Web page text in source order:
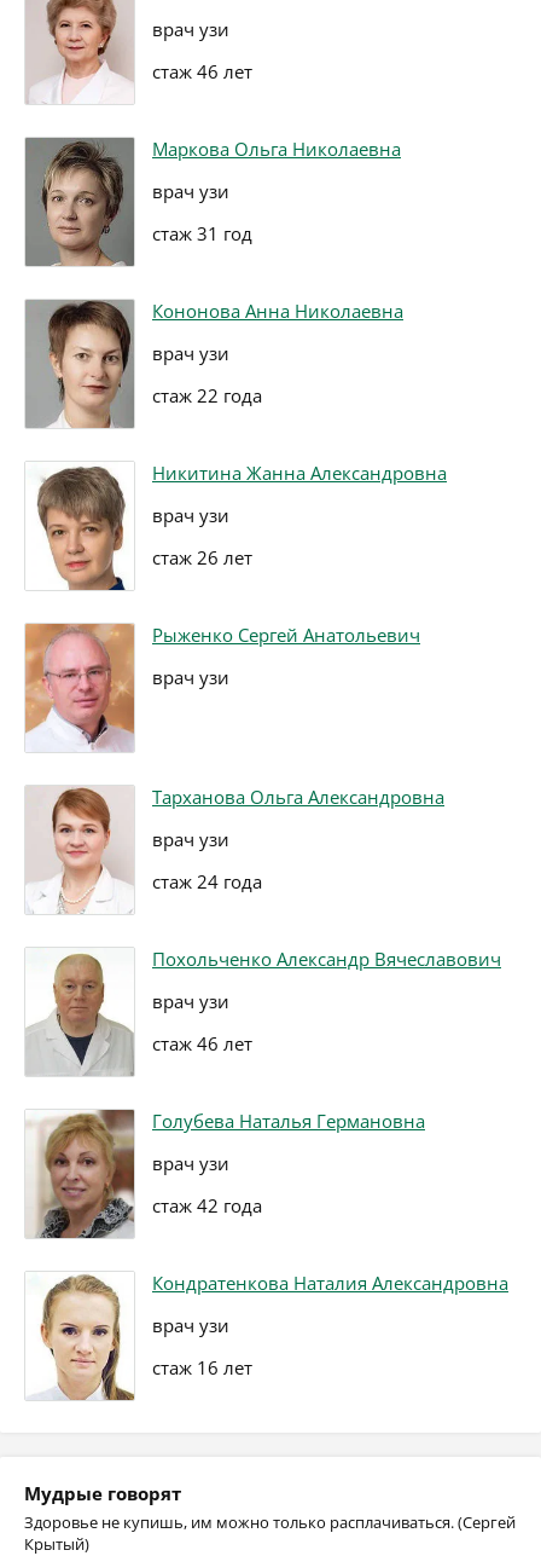
врач узи
стаж 46 лет
Маркова Ольга Николаевна
врач узи
стаж 31 год
Кононова Анна Николаевна
врач узи
стаж 22 года
Никитина Жанна Александровна
врач узи
стаж 26 лет
Рыженко Сергей Анатольевич
врач узи
Тарханова Ольга Александровна
врач узи
стаж 24 года
Похольченко Александр Вячеславович
врач узи
стаж 46 лет
Голубева Наталья Германовна
врач узи
стаж 42 года
Кондратенкова Наталия Александровна
врач узи
стаж 16 лет
Мудрые говорят
Здоровье не купишь, им можно только расплачиваться. (Сергей
Крытый)